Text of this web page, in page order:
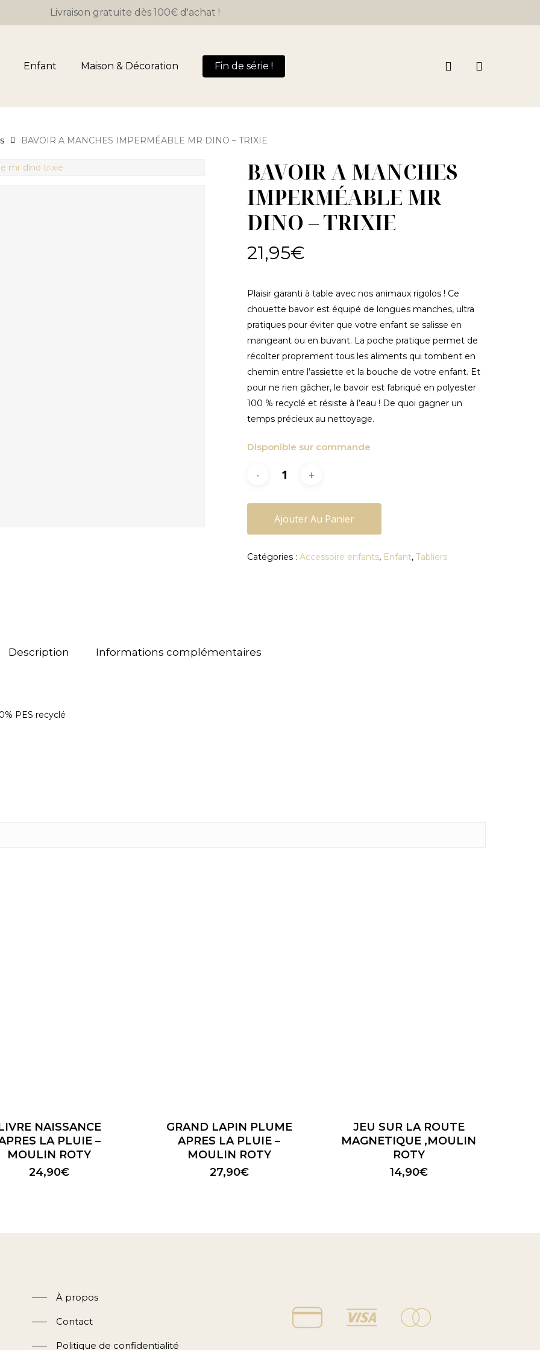
Livraison gratuite dès 100€ d'achat !
Enfant Maison & Décoration Fin de série ! search
PanierCart
BAVOIR A MANCHES IMPERMÉABLE MR DINO – TRIXIE
BAVOIR A MANCHES
IMPERMÉABLE MR
DINO – TRIXIE
21,95€
Plaisir garanti à table avec nos animaux rigolos ! Ce
chouette bavoir est équipé de longues manches, ultra
pratiques pour éviter que votre enfant se salisse en
mangeant ou en buvant. La poche pratique permet de
récolter proprement tous les aliments qui tombent en
chemin entre l’assiette et la bouche de votre enfant. Et
pour ne rien gâcher, le bavoir est fabriqué en polyester
100 % recyclé et résiste à l’eau ! De quoi gagner un
temps précieux au nettoyage.
Disponible sur commande
Ajouter Au Panier
Catégories :Accessoire enfants, Enfant,Tabliers
Description Informations complémentaires
PES recyclé
NAISSANCE
LA PLUIE –
MOULIN ROTY
24,90€
GRAND LAPIN PLUME
APRES LA PLUIE –
MOULIN ROTY
27,90€
JEU SUR LA ROUTE
MAGNETIQUE ,MOULIN
ROTY
14,90€
À propos
Contact
Politique de confidentialité